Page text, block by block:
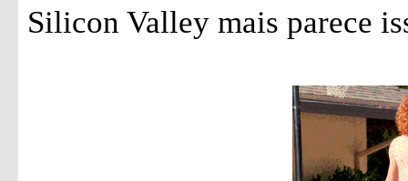
Silicon Valley mais parece